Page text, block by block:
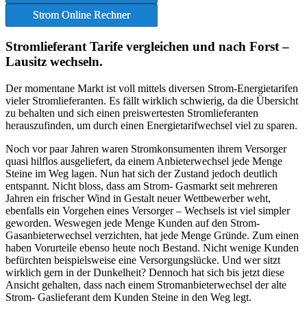
Strom Online Rechner
Stromlieferant Tarife vergleichen und nach Forst –
Lausitz wechseln.
Der momentane Markt ist voll mittels diversen Strom-Energietarifen
vieler Stromlieferanten. Es fällt wirklich schwierig, da die Übersicht
zu behalten und sich einen preiswertesten Stromlieferanten
herauszufinden, um durch einen Energietarifwechsel viel zu sparen.
Noch vor paar Jahren waren Stromkonsumenten ihrem Versorger
quasi hilflos ausgeliefert, da einem Anbieterwechsel jede Menge
Steine im Weg lagen. Nun hat sich der Zustand jedoch deutlich
entspannt. Nicht bloss, dass am Strom- Gasmarkt seit mehreren
Jahren ein frischer Wind in Gestalt neuer Wettbewerber weht,
ebenfalls ein Vorgehen eines Versorger – Wechsels ist viel simpler
geworden. Weswegen jede Menge Kunden auf den Strom-
Gasanbieterwechsel verzichten, hat jede Menge Gründe. Zum einen
haben Vorurteile ebenso heute noch Bestand. Nicht wenige Kunden
befürchten beispielsweise eine Versorgungslücke. Und wer sitzt
wirklich gern in der Dunkelheit? Dennoch hat sich bis jetzt diese
Ansicht gehalten, dass nach einem Stromanbieterwechsel der alte
Strom- Gaslieferant dem Kunden Steine in den Weg legt.